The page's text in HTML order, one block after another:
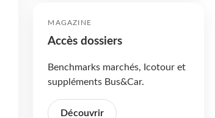
MAGAZINE
Accès dossiers
Benchmarks marchés, Icotour et
suppléments Bus&Car.
Découvrir